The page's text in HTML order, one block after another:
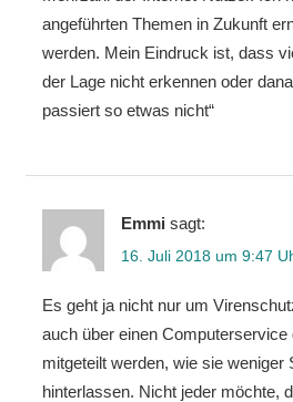
angeführten Themen in Zukunft
werden. Mein Eindruck ist, dass
der Lage nicht erkennen oder
passiert so etwas nicht“
Emmi sagt:
16. Juli 2018 um 9:47
Es geht ja nicht nur um
auch über einen Computerservice
mitgeteilt werden, wie sie weniger
hinterlassen. Nicht jeder möchte,